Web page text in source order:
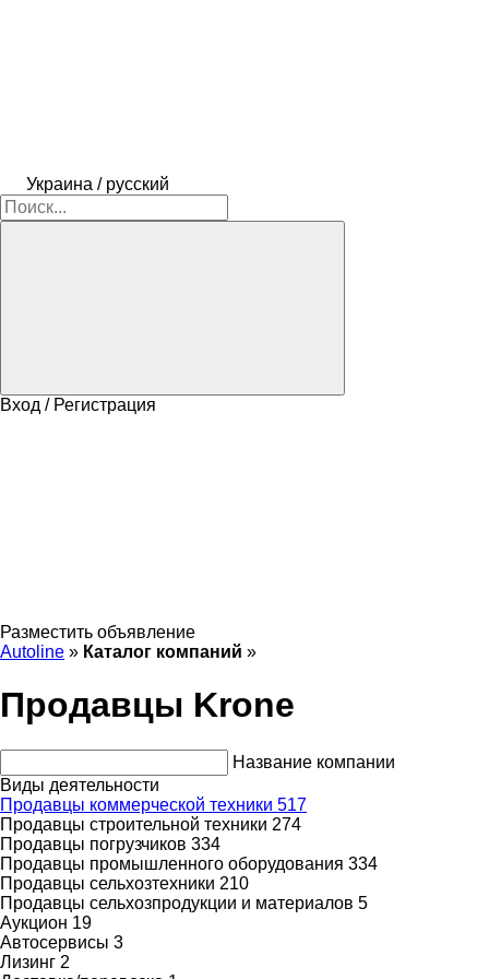
Украина / русский
Вход / Регистрация
Разместить объявление
Autoline » Каталог компаний »
Продавцы Krone
Название компании
Виды деятельности
Продавцы коммерческой техники 517
Продавцы строительной техники 274
Продавцы погрузчиков 334
Продавцы промышленного оборудования 334
Продавцы сельхозтехники 210
Продавцы сельхозпродукции и материалов 5
Аукцион 19
Автосервисы 3
Лизинг 2